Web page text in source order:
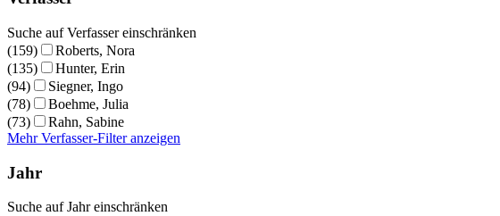
Suche auf Verfasser einschränken
(159)
Roberts, Nora
(135)
Hunter, Erin
(94)
Siegner, Ingo
(78)
Boehme, Julia
(73)
Rahn, Sabine
Mehr Verfasser-Filter anzeigen
Jahr
Suche auf Jahr einschränken